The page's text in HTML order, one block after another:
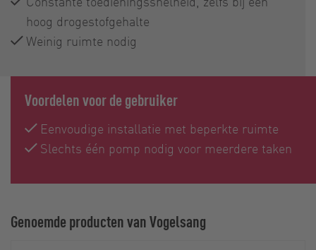
hoog drogestofgehalte
Weinig ruimte nodig
Voordelen voor de gebruiker
Eenvoudige installatie met beperkte ruimte
Slechts één pomp nodig voor meerdere taken
Genoemde producten van Vogelsang